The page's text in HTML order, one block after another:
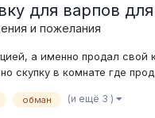
для варпов
и пожелания
а именно продал
скупку в комнате где
обман (и ещё 3 )